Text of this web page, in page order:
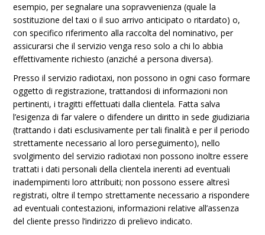
esempio, per segnalare una sopravvenienza (quale la
sostituzione del taxi o il suo arrivo anticipato o ritardato) o,
con specifico riferimento alla raccolta del nominativo, per
assicurarsi che il servizio venga reso solo a chi lo abbia
effettivamente richiesto (anziché a persona diversa).
Presso il servizio radiotaxi, non possono in ogni caso formare
oggetto di registrazione, trattandosi di informazioni non
pertinenti, i tragitti effettuati dalla clientela. Fatta salva
l’esigenza di far valere o difendere un diritto in sede giudiziaria
(trattando i dati esclusivamente per tali finalità e per il periodo
strettamente necessario al loro perseguimento), nello
svolgimento del servizio radiotaxi non possono inoltre essere
trattati i dati personali della clientela inerenti ad eventuali
inadempimenti loro attribuiti; non possono essere altresì
registrati, oltre il tempo strettamente necessario a rispondere
ad eventuali contestazioni, informazioni relative all’assenza
del cliente presso l’indirizzo di prelievo indicato.